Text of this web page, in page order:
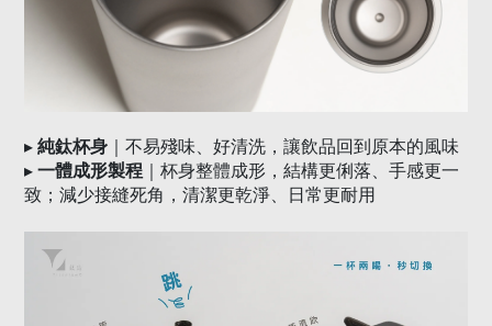
▸純鈦杯身 ｜不易殘味、好清洗，讓飲品回到原本的風味
▸一體成形製程 ｜杯身整體成形，結構更俐落、手感更一
致；減少接縫死角，清潔更乾淨、日常更耐用